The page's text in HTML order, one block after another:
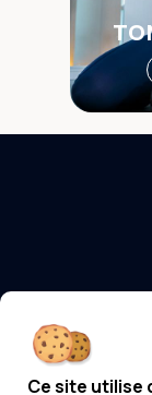
LE STUDIO
Ce site utilise